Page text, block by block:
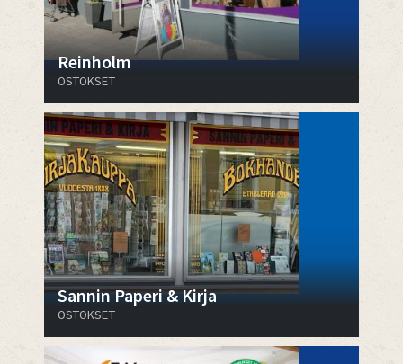
Reinholm
OSTOKSET
Sannin Paperi & Kirja
OSTOKSET